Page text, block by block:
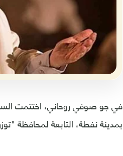
في جو صوفي روحاني، اختتمت
بمدينة نفطة، التابعة لمحافظة